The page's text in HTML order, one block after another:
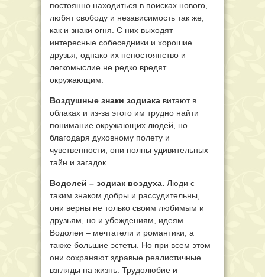
постоянно находиться в поисках нового,
любят свободу и независимость так же,
как и знаки огня. С них выходят
интересные собеседники и хорошие
друзья, однако их непостоянство и
легкомыслие не редко вредят
окружающим.
Воздушные знаки зодиака витают в
облаках и из-за этого им трудно найти
понимание окружающих людей, но
благодаря духовному полету и
чувственности, они полны удивительных
тайн и загадок.
Водолей – зодиак воздуха. Люди с
таким знаком добры и рассудительны,
они верны не только своим любимым и
друзьям, но и убеждениям, идеям.
Водолеи – мечтатели и романтики, а
также большие эстеты. Но при всем этом
они сохраняют здравые реалистичные
взгляды на жизнь. Трудолюбие и